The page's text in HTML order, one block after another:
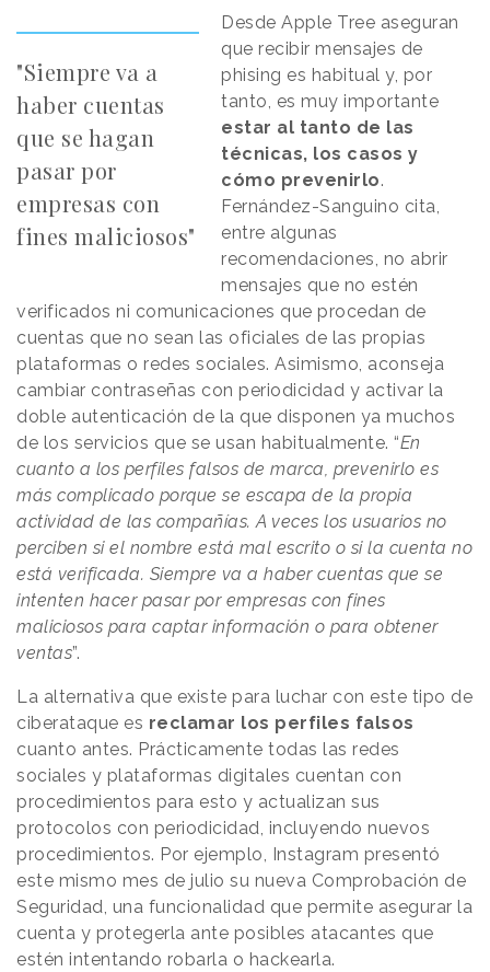
"Siempre va a
haber cuentas
que se hagan
pasar por
empresas con
fines maliciosos"
Desde Apple Tree aseguran
que recibir mensajes de
phising es habitual y, por
tanto, es muy importante
estar al tanto de las
técnicas, los casos y
cómo prevenirlo.
Fernández-Sanguino cita,
entre algunas
recomendaciones, no abrir
mensajes que no estén
verificados ni comunicaciones que procedan de
cuentas que no sean las oficiales de las propias
plataformas o redes sociales. Asimismo, aconseja
cambiar contraseñas con periodicidad y activar la
doble autenticación de la que disponen ya muchos
de los servicios que se usan habitualmente. “En
cuanto a los perfiles falsos de marca, prevenirlo es
más complicado porque se escapa de la propia
actividad de las compañías. A veces los usuarios no
perciben si el nombre está mal escrito o si la cuenta no
está verificada. Siempre va a haber cuentas que se
intenten hacer pasar por empresas con fines
maliciosos para captar información o para obtener
ventas”.
La alternativa que existe para luchar con este tipo de
ciberataque es reclamar los perfiles falsos
cuanto antes. Prácticamente todas las redes
sociales y plataformas digitales cuentan con
procedimientos para esto y actualizan sus
protocolos con periodicidad, incluyendo nuevos
procedimientos. Por ejemplo, Instagram presentó
este mismo mes de julio su nueva Comprobación de
Seguridad, una funcionalidad que permite asegurar la
cuenta y protegerla ante posibles atacantes que
estén intentando robarla o hackearla.